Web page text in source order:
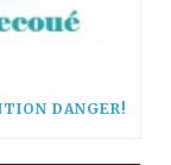
DANGER!